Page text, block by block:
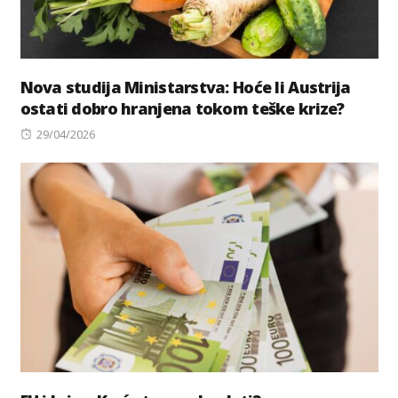
Nova studija Ministarstva: Hoće li Austrija
ostati dobro hranjena tokom teške krize?
Posted
29/04/2026